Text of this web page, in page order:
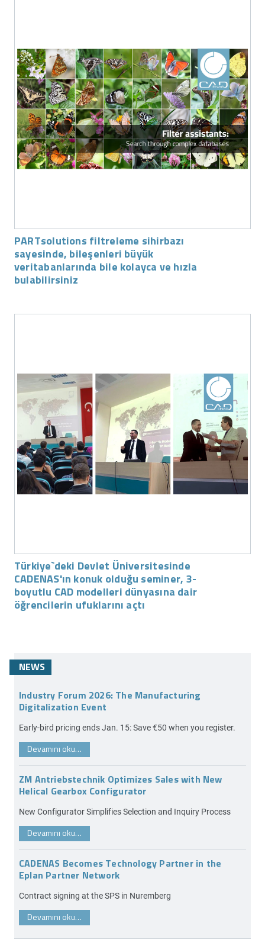
PARTsolutions filtreleme sihirbazı
sayesinde, bileşenleri büyük
veritabanlarında bile kolayca ve hızla
bulabilirsiniz
Türkiye`deki Devlet Üniversitesinde
CADENAS'ın konuk olduğu seminer, 3-
boyutlu CAD modelleri dünyasına dair
öğrencilerin ufuklarını açtı
NEWS
Industry Forum 2026: The Manufacturing
Digitalization Event
Early-bird pricing ends Jan. 15: Save €50 when you register.
Devamını oku…
ZM Antriebstechnik Optimizes Sales with New
Helical Gearbox Configurator
New Configurator Simplifies Selection and Inquiry Process
Devamını oku…
CADENAS Becomes Technology Partner in the
Eplan Partner Network
Contract signing at the SPS in Nuremberg
Devamını oku…